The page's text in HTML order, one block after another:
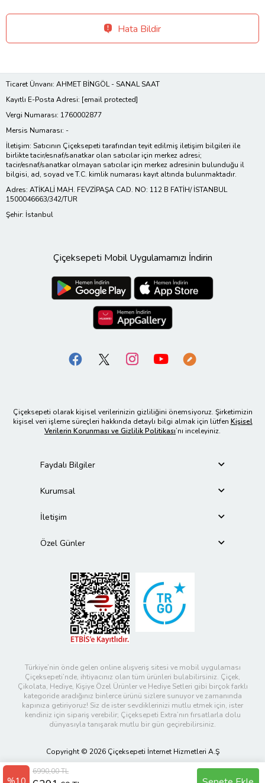
6990,00 TL
Hata Bildir
Ticaret Ünvanı: AHMET BİNGÖL - SANAL SAAT
Kayıtlı E-Posta Adresi: [email protected]
Vergi Numarası: 1760002877
Mersis Numarası: -
İletişim: Satıcının Çiçeksepeti tarafından teyit edilmiş iletişim bilgileri ile
birlikte tacir/esnaf/sanatkar olan satıcılar için merkez adresi;
tacir/esnaf/sanatkar olmayan satıcılar için merkez adresinin bulunduğu il
bilgisi, ad, soyad ve T.C. kimlik numarası kayıt altında bulunmaktadır.
Adres: ATİKALİ MAH. FEVZİPAŞA CAD. NO: 112 B FATİH/ İSTANBUL
1500046663/342/TUR
Şehir: İstanbul
Çiçeksepeti Mobil Uygulamamızı İndirin
Çiçeksepeti olarak kişisel verilerinizin gizliliğini önemsiyoruz. Şirketimizin
kişisel veri işleme süreçleri hakkında detaylı bilgi almak için lütfen Kişisel
Verilerin Korunması ve Gizlilik Politikası’nı inceleyiniz.
Faydalı Bilgiler
Kurumsal
İletişim
Özel Günler
Türkiye’nin önde gelen online alışveriş sitesi ve mobil uygulaması
Çiçeksepeti’nde, ihtiyacınız olan tüm ürünleri bulabilirsiniz. Çiçek,
Çikolata, Hediye, Kişiye Özel Ürünler ve Hediye Setleri gibi birçok farklı
kategoride aradığınız binlerce ürünü sizlere sunuyor ve zamanında
kapınıza getiriyoruz! Siz de ister sevdiklerinizi mutlu etmek için, ister
kendiniz için sipariş verebilir; Çiçeksepeti Extra’nın fırsatlarla dolu
dünyasıyla tanışarak mutlu bir gün geçirebilirsiniz.
Copyright © 2026 Çiçeksepeti İnternet Hizmetleri A.Ş